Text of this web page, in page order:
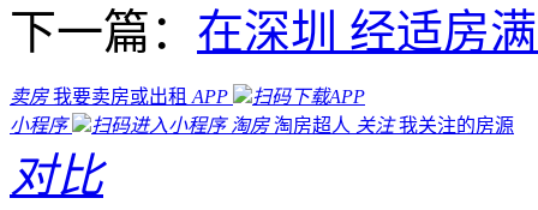
下一篇： 在深圳 经适房
卖房 我要卖房或出租 APP
扫码下载APP
小程序
扫码进入小程序 淘房 淘房超人 关注 我关注的房源
对比